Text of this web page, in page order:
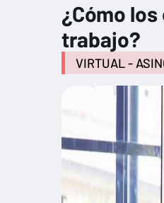
¿Cómo
trabajo?
VIRTUAL -